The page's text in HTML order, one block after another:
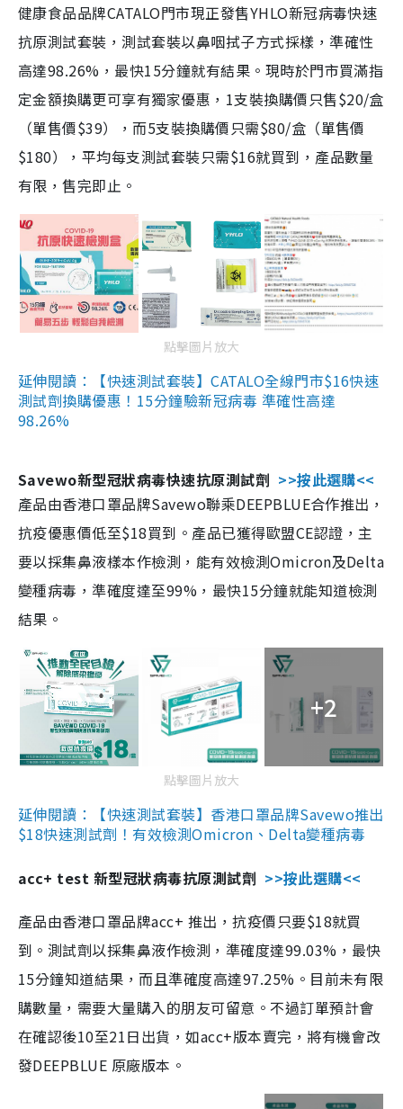
健康食品品牌CATALO門市現正發售YHLO新冠病毒快速
抗原測試套裝，測試套裝以鼻咽拭子方式採樣，準確性
高達98.26%，最快15分鐘就有結果。現時於門市買滿指
定金額換購更可享有獨家優惠，1支裝換購價只售$20/盒
（單售價$39），而5支裝換購價只需$80/盒（單售價
$180），平均每支測試套裝只需$16就買到，產品數量
有限，售完即止。
點擊圖片放大
延伸閱讀：【快速測試套裝】CATALO全線門市$16快速
測試劑換購優惠！15分鐘驗新冠病毒 準確性高達
98.26%
Savewo新型冠狀病毒快速抗原測試劑 >>按此選購<<
產品由香港口罩品牌Savewo聯乘DEEPBLUE合作推出，
抗疫優惠價低至$18買到。產品已獲得歐盟CE認證，主
要以採集鼻液樣本作檢測，能有效檢測Omicron及Delta
變種病毒，準確度達至99%，最快15分鐘就能知道檢測
結果。
+2
點擊圖片放大
延伸閱讀：【快速測試套裝】香港口罩品牌Savewo推出
$18快速測試劑！有效檢測Omicron、Delta變種病毒
acc+ test 新型冠狀病毒抗原測試劑 >>按此選購<<
產品由香港口罩品牌acc+ 推出，抗疫價只要$18就買
到。測試劑以採集鼻液作檢測，準確度達99.03%，最快
15分鐘知道結果，而且準確度高達97.25%。目前未有限
購數量，需要大量購入的朋友可留意。不過訂單預計會
在確認後10至21日出貨，如acc+版本賣完，將有機會改
發DEEPBLUE 原廠版本。